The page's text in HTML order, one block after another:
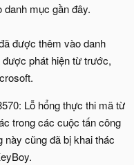
mục gần đây.
được thêm vào danh
phát hiện từ trước,
Lỗ hổng thực thi mã từ
trong các cuộc tấn công
này cũng đã bị khai thác